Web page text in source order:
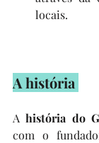
locais.
A história
A história do
com o